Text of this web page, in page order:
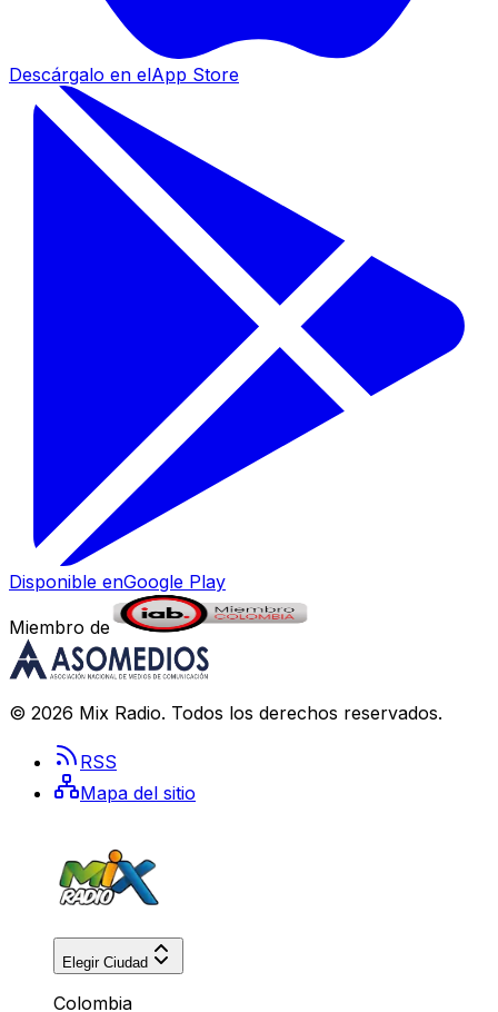
Descárgalo en elApp Store
Disponible enGoogle Play
Miembro de
© 2026 Mix Radio. Todos los derechos reservados.
RSS
Mapa del sitio
Elegir Ciudad
Colombia